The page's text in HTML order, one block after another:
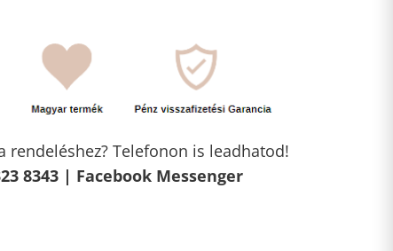
rendeléshez? Telefonon is leadhatod!
8343 | Facebook Messenger